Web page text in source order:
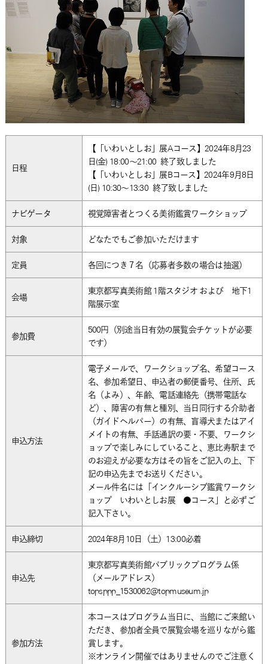
日程
【「いわいとしお」展Aコース】2024年8月23
日(金) 18:00～21:00 終了致しました
【「いわいとしお」展Bコース】2024年9月8日
(日) 10:30～13:30 終了致しました
ナビゲータ 視覚障害者とつくる美術鑑賞ワークショップ
対象 どなたでもご参加いただけます
定員 各回につき７名（応募者多数の場合は抽選）
会場
東京都写真美術館 1階スタジオ および 地下1
階展示室
参加費
500円（別途当日有効の展覧会チケットが必要
です）
申込方法
電子メールで、ワークショップ名、希望コース
名、参加希望日、申込者の郵便番号、住所、氏
名（よみ）、年齢、電話連絡先（携帯電話な
ど）、障害の有無と種別、当日同行する介助者
（ガイドヘルパー）の有無、盲導犬またはアイ
メイトの有無、手話通訳の要・不要、ワークシ
ョップで楽しみにしていること、恵比寿駅まで
のお迎えが必要な方はその旨をご記入の上、下
記の申込先までお送りください。
メール件名には「インクルーシブ鑑賞ワークシ
ョップ いわいとしお展 ●コース」と必ずご
記入下さい。
申込締切 2024年8月10日（土）13:00必着
申込先
東京都写真美術館パブリックプログラム係
（メールアドレス）
topsppp_1530062@topmuseum.jp
参加方法
本コースはプログラム当日に、当館にご来館い
ただき、参加者全員で展覧会場を巡りながら鑑
賞します。
※オンライン開催ではありませんのでご注意く